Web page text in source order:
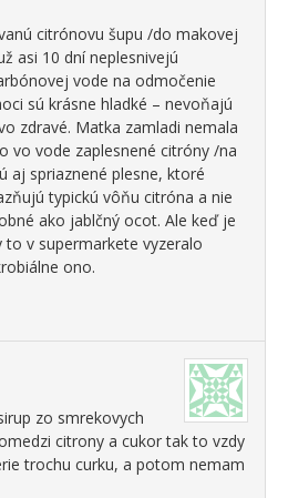
citrónovu šupu /do makovej
asi 10 dní neplesnivejú
vode na odmočenie
sú krásne hladké – nevoňajú
zdravé. Matka zamladi nemala
vo vode zaplesnené citróny /na
aj spriaznené plesne, ktoré
typickú vôňu citróna a nie
ako jablčný ocot. Ale keď je
v supermarkete vyzeralo
ono.
zo smrekovych
citrony a cukor tak to vzdy
trochu curku, a potom nemam